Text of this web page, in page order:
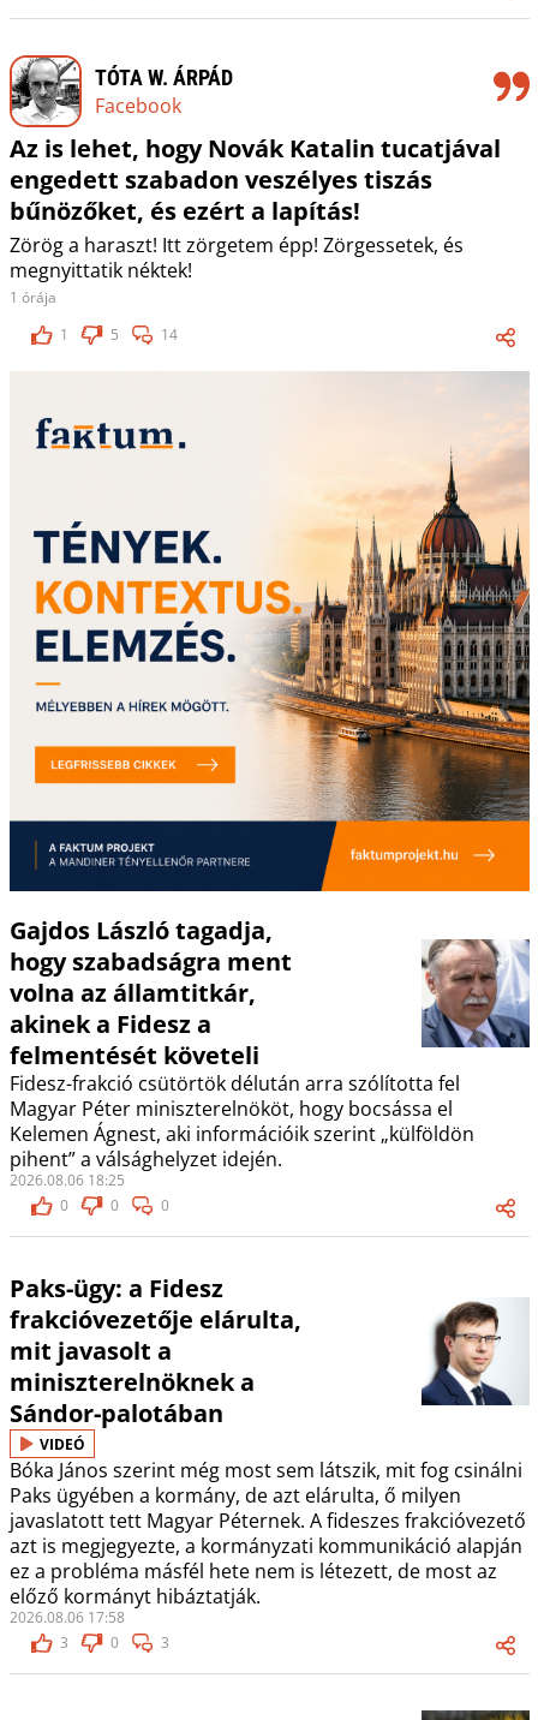
TÓTA W. ÁRPÁD
Facebook
Az is lehet, hogy Novák Katalin tucatjával
engedett szabadon veszélyes tiszás
bűnözőket, és ezért a lapítás!
Zörög a haraszt! Itt zörgetem épp! Zörgessetek, és
megnyittatik néktek!
1 órája
1
5 14
Gajdos László tagadja,
hogy szabadságra ment
volna az államtitkár,
akinek a Fidesz a
felmentését követeli
Fidesz-frakció csütörtök délután arra szólította fel
Magyar Péter miniszterelnököt, hogy bocsássa el
Kelemen Ágnest, aki információik szerint „külföldön
pihent” a válsághelyzet idején.
2026.08.06 18:25
0
0 0
Paks-ügy: a Fidesz
frakcióvezetője elárulta,
mit javasolt a
miniszterelnöknek a
Sándor-palotában
VIDEÓ
Bóka János szerint még most sem látszik, mit fog csinálni
Paks ügyében a kormány, de azt elárulta, ő milyen
javaslatott tett Magyar Péternek. A fideszes frakcióvezető
azt is megjegyezte, a kormányzati kommunikáció alapján
ez a probléma másfél hete nem is létezett, de most az
előző kormányt hibáztatják.
2026.08.06 17:58
3
0 3